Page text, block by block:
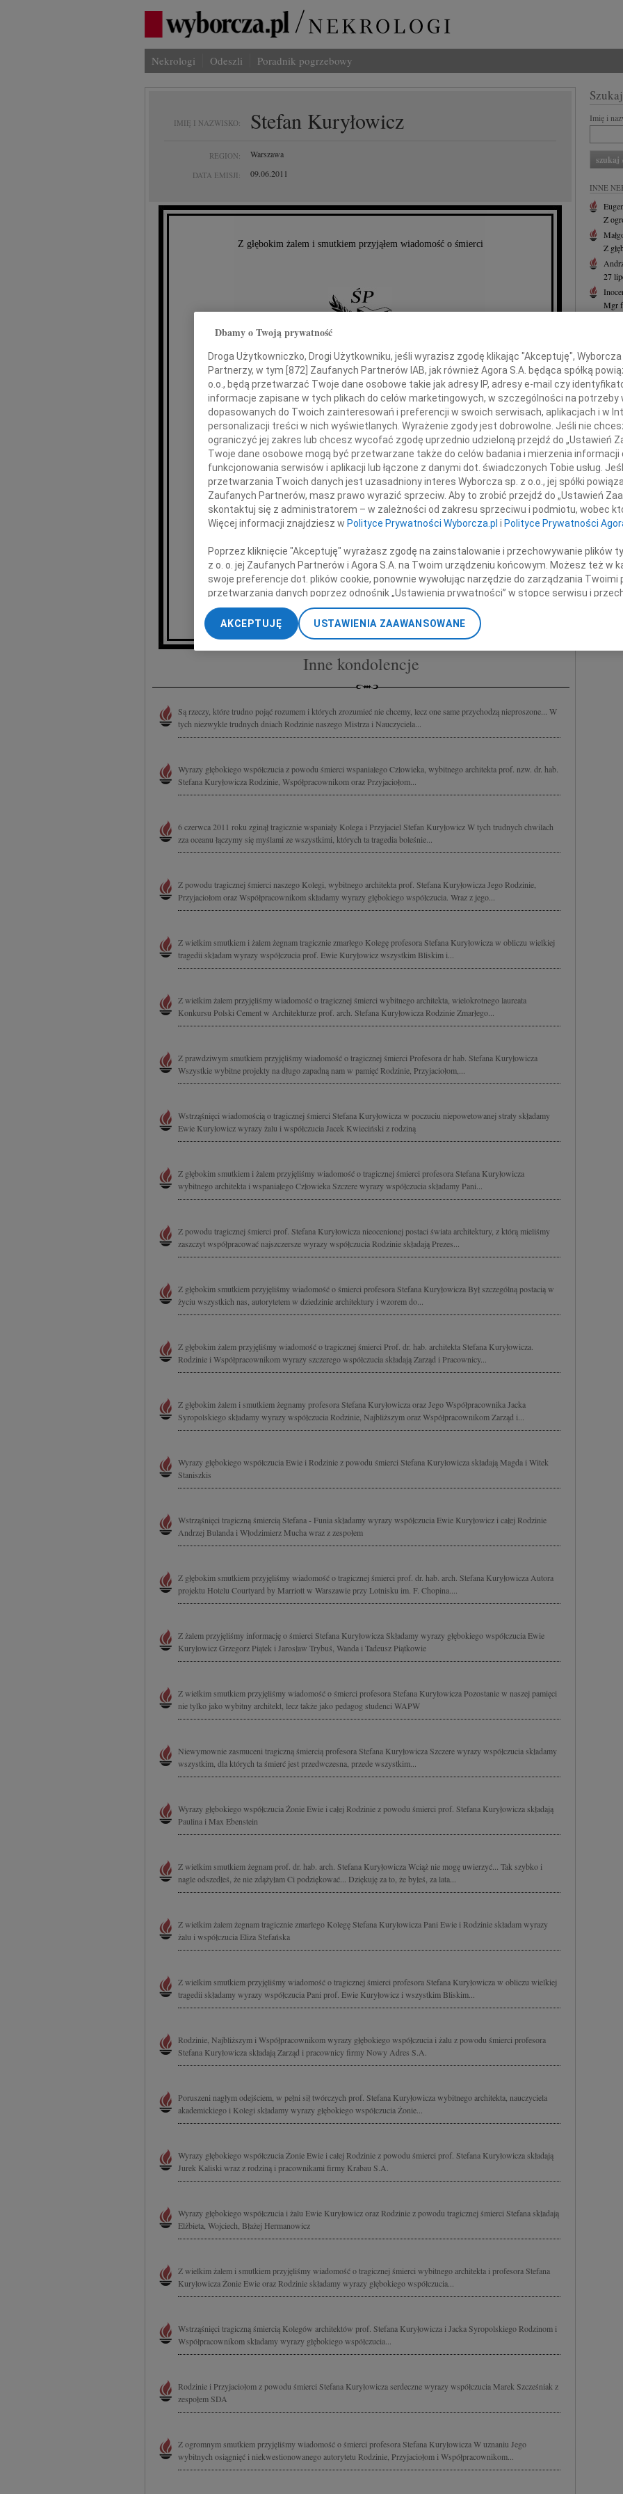
Nekrologi Odeszli Poradnik pogrzebowy
IMIĘ I NAZWISKO: Stefan Kuryłowicz
REGION: Warszawa
DATA EMISJI: 09.06.2011
Z głębokim żalem i smutkiem przyjąłem wiadomość o śmierci
Stefana Kuryłowicza
wspaniałego Człowieka,
wybitnego architekta.
Szczere kondolencje i wyrazy głębokiego współczucia
Rodzinie i Najbliższym
składa
Jacek Koziński
Inne kondolencje
Są rzeczy, które trudno pojąć rozumem i których zrozumieć nie chcemy, lecz one same przychodzą nieproszone... W
tych niezwykle trudnych dniach Rodzinie naszego Mistrza i Nauczyciela...
Wyrazy głębokiego współczucia z powodu śmierci wspaniałego Człowieka, wybitnego architekta prof. nzw. dr. hab.
Stefana Kuryłowicza Rodzinie, Współpracownikom oraz Przyjaciołom...
6 czerwca 2011 roku zginął tragicznie wspaniały Kolega i Przyjaciel Stefan Kuryłowicz W tych trudnych chwilach
zza oceanu łączymy się myślami ze wszystkimi, których ta tragedia boleśnie...
Z powodu tragicznej śmierci naszego Kolegi, wybitnego architekta prof. Stefana Kuryłowicza Jego Rodzinie,
Przyjaciołom oraz Współpracownikom składamy wyrazy głębokiego współczucia. Wraz z jego...
Z wielkim smutkiem i żalem żegnam tragicznie zmarłego Kolegę profesora Stefana Kuryłowicza w obliczu wielkiej
tragedii składam wyrazy współczucia prof. Ewie Kuryłowicz wszystkim Bliskim i...
Z wielkim żalem przyjęliśmy wiadomość o tragicznej śmierci wybitnego architekta, wielokrotnego laureata
Konkursu Polski Cement w Architekturze prof. arch. Stefana Kuryłowicza Rodzinie Zmarłego...
Z prawdziwym smutkiem przyjęliśmy wiadomość o tragicznej śmierci Profesora dr hab. Stefana Kuryłowicza
Wszystkie wybitne projekty na długo zapadną nam w pamięć Rodzinie, Przyjaciołom,...
Wstrząśnięci wiadomością o tragicznej śmierci Stefana Kuryłowicza w poczuciu niepowetowanej straty składamy
Ewie Kuryłowicz wyrazy żalu i współczucia Jacek Kwieciński z rodziną
Z głębokim smutkiem i żalem przyjęliśmy wiadomość o tragicznej śmierci profesora Stefana Kuryłowicza
wybitnego architekta i wspaniałego Człowieka Szczere wyrazy współczucia składamy Pani...
Z powodu tragicznej śmierci prof. Stefana Kuryłowicza nieocenionej postaci świata architektury, z którą mieliśmy
zaszczyt współpracować najszczersze wyrazy współczucia Rodzinie składają Prezes...
Z głębokim smutkiem przyjęliśmy wiadomość o śmierci profesora Stefana Kuryłowicza Był szczególną postacią w
życiu wszystkich nas, autorytetem w dziedzinie architektury i wzorem do...
Z głębokim żalem przyjęliśmy wiadomość o tragicznej śmierci Prof. dr. hab. architekta Stefana Kuryłowicza.
Rodzinie i Współpracownikom wyrazy szczerego współczucia składają Zarząd i Pracownicy...
Z głębokim żalem i smutkiem żegnamy profesora Stefana Kuryłowicza oraz Jego Współpracownika Jacka
Syropolskiego składamy wyrazy współczucia Rodzinie, Najbliższym oraz Współpracownikom Zarząd i...
Wyrazy głębokiego współczucia Ewie i Rodzinie z powodu śmierci Stefana Kuryłowicza składają Magda i Witek
Staniszkis
Wstrząśnięci tragiczną śmiercią Stefana - Funia składamy wyrazy współczucia Ewie Kuryłowicz i całej Rodzinie
Andrzej Bulanda i Włodzimierz Mucha wraz z zespołem
Z głębokim smutkiem przyjęliśmy wiadomość o tragicznej śmierci prof. dr. hab. arch. Stefana Kuryłowicza Autora
projektu Hotelu Courtyard by Marriott w Warszawie przy Lotnisku im. F. Chopina....
Z żalem przyjęliśmy informację o śmierci Stefana Kuryłowicza Składamy wyrazy głębokiego współczucia Ewie
Kuryłowicz Grzegorz Piątek i Jarosław Trybuś, Wanda i Tadeusz Piątkowie
Z wielkim smutkiem przyjęliśmy wiadomość o śmierci profesora Stefana Kuryłowicza Pozostanie w naszej pamięci
nie tylko jako wybitny architekt, lecz także jako pedagog studenci WAPW
Niewymownie zasmuceni tragiczną śmiercią profesora Stefana Kuryłowicza Szczere wyrazy współczucia składamy
wszystkim, dla których ta śmierć jest przedwczesna, przede wszystkim...
Wyrazy głębokiego współczucia Żonie Ewie i całej Rodzinie z powodu śmierci prof. Stefana Kuryłowicza składają
Paulina i Max Ebenstein
Z wielkim smutkiem żegnam prof. dr. hab. arch. Stefana Kuryłowicza Wciąż nie mogę uwierzyć... Tak szybko i
nagle odszedłeś, że nie zdążyłam Ci podziękować... Dziękuję za to, że byłeś, za lata...
Z wielkim żalem żegnam tragicznie zmarłego Kolegę Stefana Kuryłowicza Pani Ewie i Rodzinie składam wyrazy
żalu i współczucia Eliza Stefańska
Z wielkim smutkiem przyjęliśmy wiadomość o tragicznej śmierci profesora Stefana Kuryłowicza w obliczu wielkiej
tragedii składamy wyrazy współczucia Pani prof. Ewie Kuryłowicz i wszystkim Bliskim...
Rodzinie, Najbliższym i Współpracownikom wyrazy głębokiego współczucia i żalu z powodu śmierci profesora
Stefana Kuryłowicza składają Zarząd i pracownicy firmy Nowy Adres S.A.
Poruszeni nagłym odejściem, w pełni sił twórczych prof. Stefana Kuryłowicza wybitnego architekta, nauczyciela
akademickiego i Kolegi składamy wyrazy głębokiego współczucia Żonie...
Wyrazy głębokiego współczucia Żonie Ewie i całej Rodzinie z powodu śmierci prof. Stefana Kuryłowicza składają
Jurek Kaliski wraz z rodziną i pracownikami firmy Krabau S.A.
Wyrazy głębokiego współczucia i żalu Ewie Kuryłowicz oraz Rodzinie z powodu tragicznej śmierci Stefana składają
Elżbieta, Wojciech, Błażej Hermanowicz
Z wielkim żalem i smutkiem przyjęliśmy wiadomość o tragicznej śmierci wybitnego architekta i profesora Stefana
Kuryłowicza Żonie Ewie oraz Rodzinie składamy wyrazy głębokiego współczucia...
Wstrząśnięci tragiczną śmiercią Kolegów architektów prof. Stefana Kuryłowicza i Jacka Syropolskiego Rodzinom i
Współpracownikom składamy wyrazy głębokiego współczucia...
Rodzinie i Przyjaciołom z powodu śmierci Stefana Kuryłowicza serdeczne wyrazy współczucia Marek Szcześniak z
zespołem SDA
Z ogromnym smutkiem przyjęliśmy wiadomość o śmierci profesora Stefana Kuryłowicza W uznaniu Jego
wybitnych osiągnięć i niekwestionowanego autorytetu Rodzinie, Przyjaciołom i Współpracownikom...
Imię i
INNE
Z
Z
27
Mgr
Dbamy o Twoją prywatność
Droga Użytkowniczko, Drogi Użytkowniku, jeśli wyrazisz zgodę klikając "Akceptuję",
Partnerzy, w tym [ 872 ] Zaufanych Partnerów IAB, jak również Agora S.A. będąca spółką
o.o., będą przetwarzać Twoje dane osobowe takie jak adresy IP, adresy e-mail czy
informacje zapisane w tych plikach do celów marketingowych, w szczególności na potrzeby
dopasowanych do Twoich zainteresowań i preferencji w swoich serwisach, aplikacjach i w
personalizacji treści w nich wyświetlanych. Wyrażenie zgody jest dobrowolne. Jeśli nie
ograniczyć jej zakres lub chcesz wycofać zgodę uprzednio udzieloną przejdź do „Ustawień
Twoje dane osobowe mogą być przetwarzane także do celów badania i mierzenia
funkcjonowania serwisów i aplikacji lub łączone z danymi dot. świadczonych Tobie usług.
przetwarzania Twoich danych jest uzasadniony interes Wyborcza sp. z o.o., jej spółki
Zaufanych Partnerów, masz prawo wyrazić sprzeciw. Aby to zrobić przejdź do „Ustawień
skontaktuj się z administratorem – w zależności od zakresu sprzeciwu i podmiotu, wobec
Więcej informacji znajdziesz w Polityce Prywatności Wyborcza.pl i Polityce Prywatności
Poprzez kliknięcie "Akceptuję" wyrażasz zgodę na zainstalowanie i przechowywanie plików
z o. o. jej Zaufanych Partnerów i Agora S.A. na Twoim urządzeniu końcowym. Możesz też w
swoje preferencje dot. plików cookie, ponownie wywołując narzędzie do zarządzania Twoimi
przetwarzania danych poprzez odnośnik „Ustawienia prywatności” w stopce serwisu i
„Ustawienia zaawansowane”. Zmiana ustawień plików cookie możliwa jest także za pomocą
My, nasi Zaufani Partnerzy i Agora S.A. możemy przetwarzać dane osobowe w
dokładnych danych geolokalizacyjnych. Aktywne skanowanie charakterystyki urządzenia do
Przechowywanie informacji na urządzeniu lub dostęp do nich. Spersonalizowane reklamy i
Lista Zaufanych Partnerów
USTAWIENIA ZAAWANSOWANE
AKCEPTUJĘ